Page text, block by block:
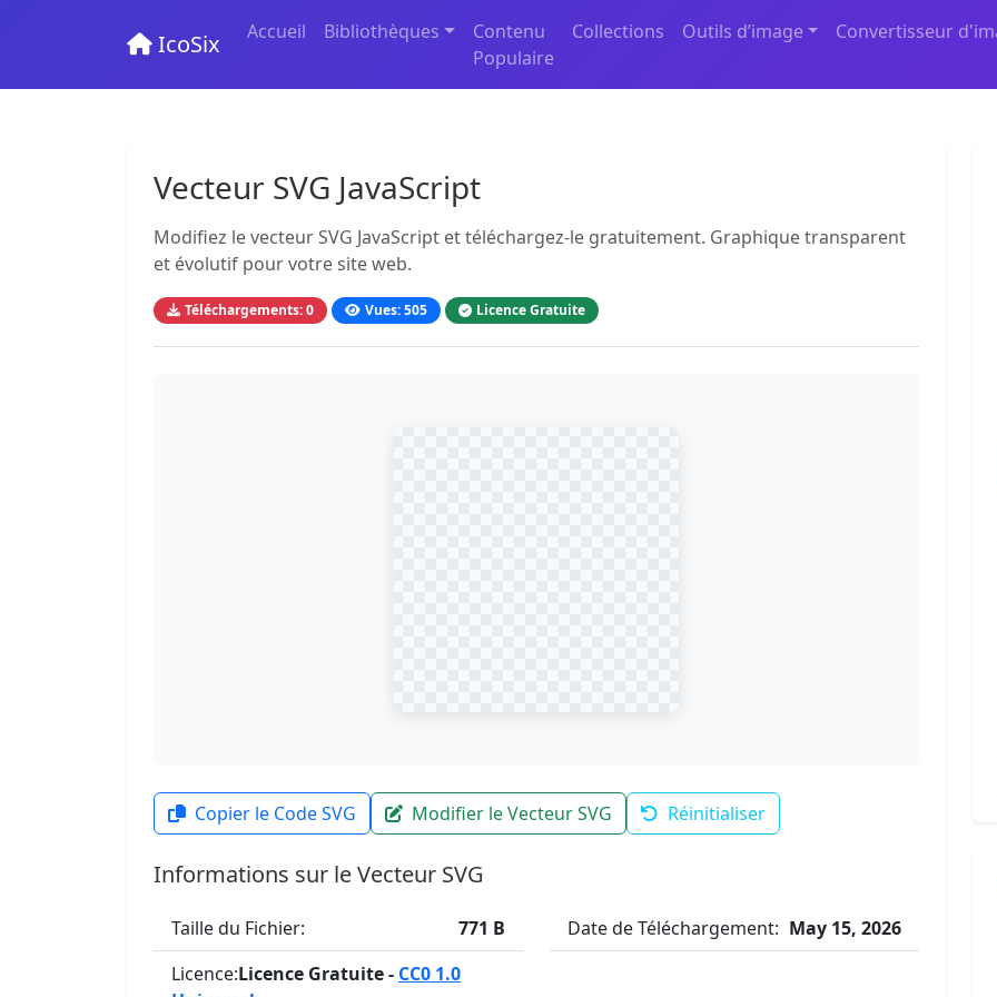
IcoSix Accueil Bibliothèques
Contenu
Populaire
Collections Outils d’image Convertisseur
Vecteur SVG JavaScript
Modifiez le vecteur SVG JavaScript et téléchargez-le gratuitement. Graphique transparent
et évolutif pour votre site web.
Téléchargements: 0 Vues: 505 Licence Gratuite
Copier le Code SVG Modifier le Vecteur SVG Réinitialiser
Informations sur le Vecteur SVG
Taille du Fichier:
771 B
Licence:Licence Gratuite - CC0 1.0
Date de Téléchargement: May 15, 2026